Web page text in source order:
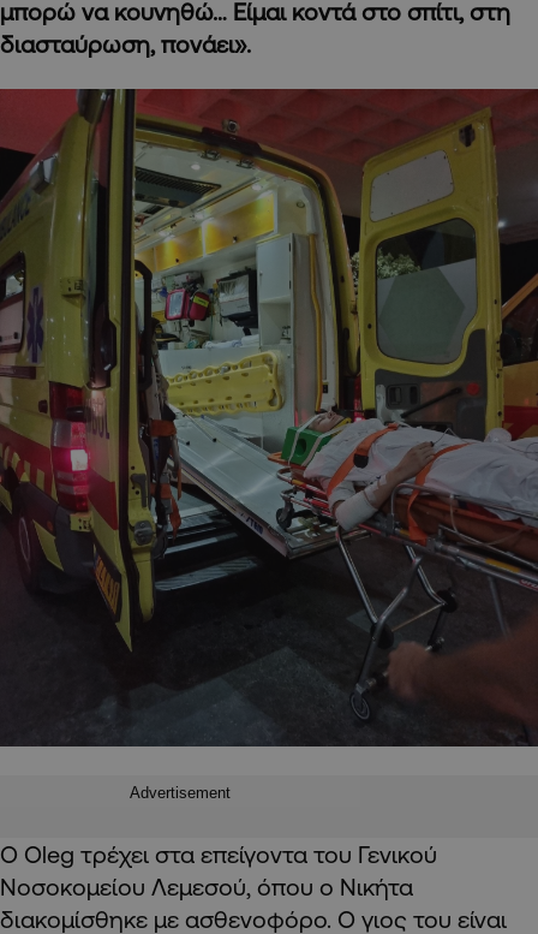
μπορώ να κουνηθώ… Είμαι κοντά στο σπίτι, στη
διασταύρωση, πονάει».
Advertisement
Ο Oleg τρέχει στα επείγοντα του Γενικού
Νοσοκομείου Λεμεσού, όπου ο Νικήτα
διακομίσθηκε με ασθενοφόρο. Ο γιος του είναι